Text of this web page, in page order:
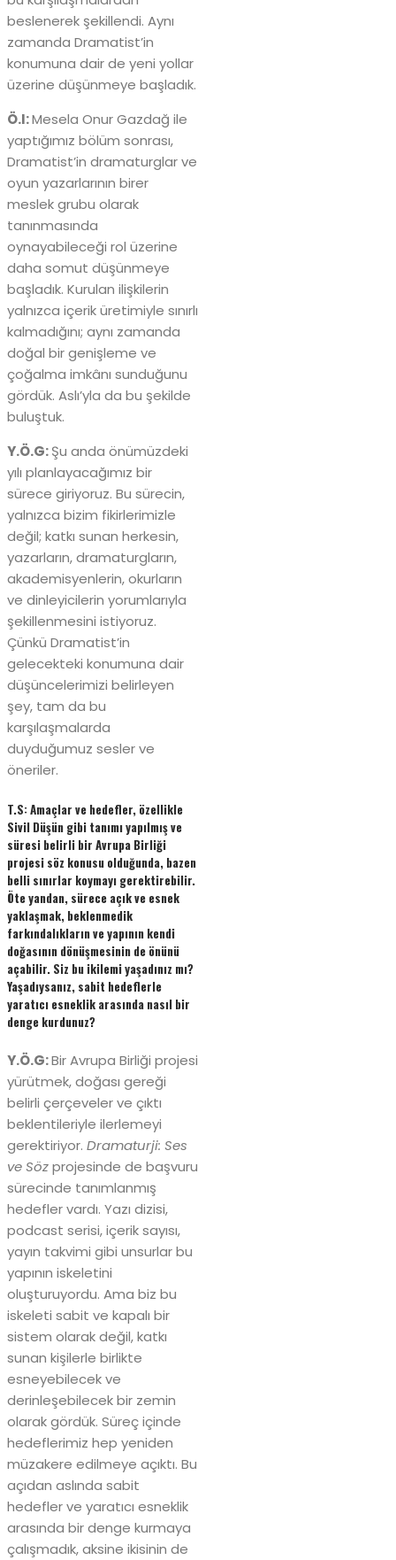
beslenerek şekillendi. Aynı
zamanda Dramatist’in
konumuna dair de yeni yollar
üzerine düşünmeye başladık.
Ö.I:Mesela Onur Gazdağ ile
yaptığımız bölüm sonrası,
Dramatist’in dramaturglar ve
oyun yazarlarının birer
meslek grubu olarak
tanınmasında
oynayabileceği rol üzerine
daha somut düşünmeye
başladık. Kurulan ilişkilerin
yalnızca içerik üretimiyle sınırlı
kalmadığını; aynı zamanda
doğal bir genişleme ve
çoğalma imkânı sunduğunu
gördük. Aslı’yla da bu şekilde
buluştuk.
Y.Ö.G:Şu anda önümüzdeki
yılı planlayacağımız bir
sürece giriyoruz. Bu sürecin,
yalnızca bizim fikirlerimizle
değil; katkı sunan herkesin,
yazarların, dramaturgların,
akademisyenlerin, okurların
ve dinleyicilerin yorumlarıyla
şekillenmesini istiyoruz.
Çünkü Dramatist’in
gelecekteki konumuna dair
düşüncelerimizi belirleyen
şey, tam da bu
karşılaşmalarda
duyduğumuz sesler ve
öneriler.
T.S: Amaçlar ve hedefler, özellikle
Sivil Düşün gibi tanımı yapılmış ve
süresi belirli bir Avrupa Birliği
projesi söz konusu olduğunda, bazen
belli sınırlar koymayı gerektirebilir.
Öte yandan, sürece açık ve esnek
yaklaşmak, beklenmedik
farkındalıkların ve yapının kendi
doğasının dönüşmesinin de önünü
açabilir. Siz bu ikilemi yaşadınız mı?
Yaşadıysanız, sabit hedeflerle
yaratıcı esneklik arasında nasıl bir
denge kurdunuz?
Y.Ö.G:Bir Avrupa Birliği projesi
yürütmek, doğası gereği
belirli çerçeveler ve çıktı
beklentileriyle ilerlemeyi
gerektiriyor. Dramaturji: Ses
ve Sözprojesinde de başvuru
sürecinde tanımlanmış
hedefler vardı. Yazı dizisi,
podcast serisi, içerik sayısı,
yayın takvimi gibi unsurlar bu
yapının iskeletini
oluşturuyordu. Ama biz bu
iskeleti sabit ve kapalı bir
sistem olarak değil, katkı
sunan kişilerle birlikte
esneyebilecek ve
derinleşebilecek bir zemin
olarak gördük. Süreç içinde
hedeflerimiz hep yeniden
müzakere edilmeye açıktı. Bu
açıdan aslında sabit
hedefler ve yaratıcı esneklik
arasında bir denge kurmaya
çalışmadık, aksine ikisinin de